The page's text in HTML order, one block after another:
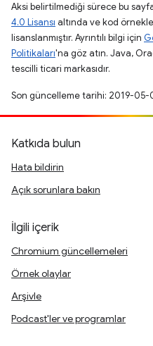
Aksi belirtilmediği sürece bu
4.0 Lisansı altında ve kod
lisanslanmıştır. Ayrıntılı bilgi için
Politikaları'na göz atın. Java,
tescilli ticari markasıdır.
Son güncelleme tarihi: 2019-05-
Katkıda bulun
Hata bildirin
Açık sorunlara bakın
İlgili içerik
Chromium güncellemeleri
Örnek olaylar
Arşivle
Podcast'ler ve programlar